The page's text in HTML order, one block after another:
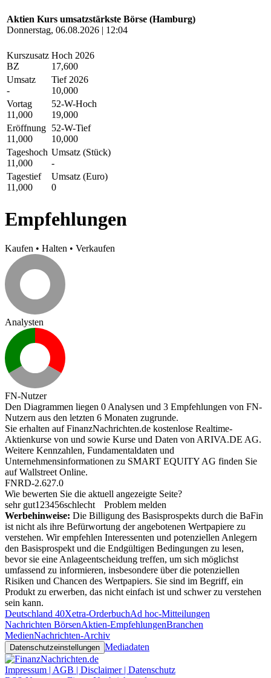
Aktien Kurs umsatzstärkste Börse (Hamburg)
Donnerstag, 06.08.2026 | 12:04
Kurszusatz
BZ
Hoch 2026
17,600
Umsatz
-
Tief 2026
10,000
Vortag
11,000
52-W-Hoch
19,000
Eröffnung
11,000
52-W-Tief
10,000
Tageshoch
11,000
Umsatz (Stück)
-
Tagestief
11,000
Umsatz (Euro)
0
Empfehlungen
Kaufen • Halten • Verkaufen
Analysten
FN-Nutzer
Den Diagrammen liegen 0 Analysen und 3 Empfehlungen von FN-
Nutzern aus den letzten 6 Monaten zugrunde.
Sie erhalten auf FinanzNachrichten.de kostenlose Realtime-
Aktienkurse von und sowie Kurse und Daten von ARIVA.DE AG.
Weitere Kennzahlen, Fundamentaldaten und
Unternehmensinformationen zu SMART EQUITY AG finden Sie
aufWallstreet Online.
FNRD-2.627.0
Wie bewerten Sie die aktuell angezeigte Seite?
sehr gut1 23456schlecht
Problem melden
Werbehinweise: Die Billigung des Basisprospekts durch die BaFin
ist nicht als ihre Befürwortung der angebotenen Wertpapiere zu
verstehen. Wir empfehlen Interessenten und potenziellen Anlegern
den Basisprospekt und die Endgültigen Bedingungen zu lesen,
bevor sie eine Anlageentscheidung treffen, um sich möglichst
umfassend zu informieren, insbesondere über die potenziellen
Risiken und Chancen des Wertpapiers. Sie sind im Begriff, ein
Produkt zu erwerben, das nicht einfach ist und schwer zu verstehen
sein kann.
Deutschland 40Xetra-OrderbuchAd hoc-Mitteilungen
Nachrichten BörsenAktien-EmpfehlungenBranchen
MedienNachrichten-Archiv
Datenschutzeinstellungen Mediadaten
Impressum | AGB | Disclaimer | Datenschutz